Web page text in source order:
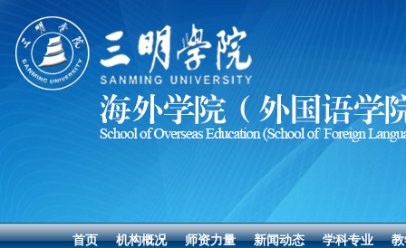
首页 机构概况 师资力量 新闻动态 学科专业